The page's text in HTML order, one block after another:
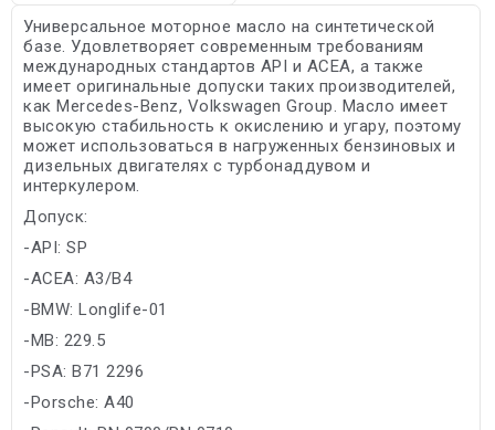
Универсальное моторное масло на синтетической
базе. Удовлетворяет современным требованиям
международных стандартов API и ACEA, а также
имеет оригинальные допуски таких производителей,
как Mercedes-Benz, Volkswagen Group. Масло имеет
высокую стабильность к окислению и угару, поэтому
может использоваться в нагруженных бензиновых и
дизельных двигателях с турбонаддувом и
интеркулером.
Допуск:
-API: SP
-ACEA: A3/B4
-BMW: Longlife-01
-MB: 229.5
-PSA: B71 2296
-Porsche: A40